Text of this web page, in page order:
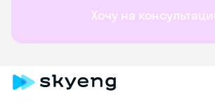
Хочу на